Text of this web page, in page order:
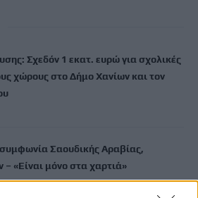
Σχεδόν 1 εκατ. ευρώ για σχολικές
χώρους στο Δήμο Χανίων και τον
συμφωνία Σαουδικής Αραβίας,
– «Είναι μόνο στα χαρτιά»